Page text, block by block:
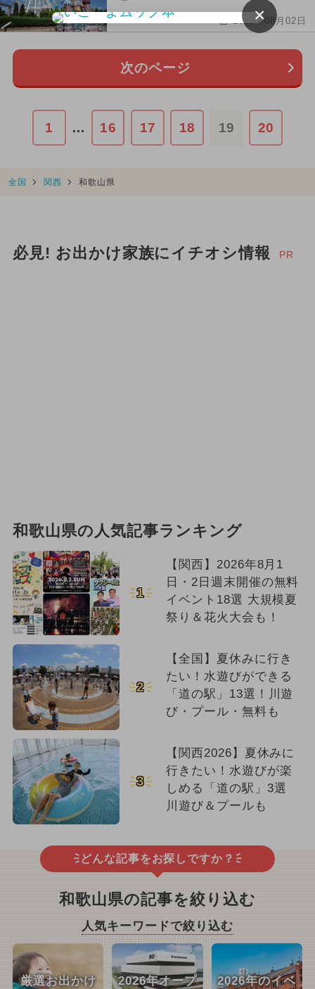
2018年08月02日
次のページ
1 … 16 17 18 19 20
全国 関西 和歌山県
必見! お出かけ家族にイチオシ情報 PR
和歌山県の人気記事ランキング
1
【関西】2026年8月1
日・2日週末開催の無料
イベント18選 大規模夏
祭り＆花火大会も！
2
【全国】夏休みに行き
たい！水遊びができる
「道の駅」13選！川遊
び・プール・無料も
3
【関西2026】夏休みに
行きたい！水遊びが楽
しめる「道の駅」3選
川遊び＆プールも
どんな記事をお探しですか？
和歌山県の記事を絞り込む
人気キーワードで絞り込む
厳選お出かけ
2026年オープ
2026年のイベ
×